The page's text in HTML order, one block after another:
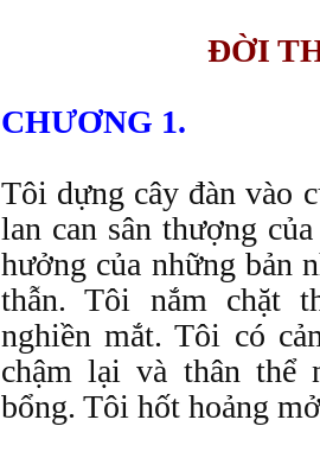
ĐỜI
CHƯƠNG 1.
Tôi dựng cây đàn vào
lan can sân thượng
hưởng của những bản
thẫn. Tôi nắm chặt
nghiền mắt. Tôi có
chậm lại và thân thể
bổng. Tôi hốt hoảng